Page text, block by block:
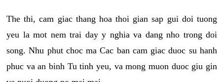
The thi, cam giac thang hoa thoi gian sap gui doi tuong
yeu la mot nem trai day y nghia va dang nho trong doi
song. Nhu phut choc ma Cac ban cam giac duoc su hanh
phuc va an binh Tu tinh yeu, va mong muon duoc giu gin